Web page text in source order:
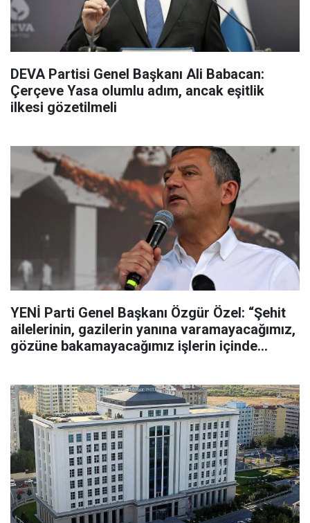
DEVA Partisi Genel Başkanı Ali Babacan:
Çerçeve Yasa olumlu adım, ancak eşitlik
ilkesi gözetilmeli
YENİ Parti Genel Başkanı Özgür Özel: “Şehit
ailelerinin, gazilerin yanına varamayacağımız,
gözüne bakamayacağımız işlerin içinde